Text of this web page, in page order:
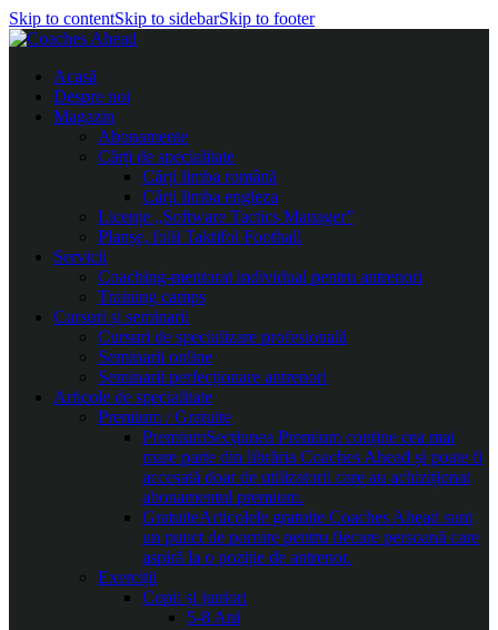
Skip to contentSkip to sidebarSkip to footer
Acasă
Despre noi
Magazin
Abonamente
Cărți de specialitate
Cărți limba română
Cărți limba engleza
Licențe „Software Tactics Manager”
Planșe, folii Taktifol Football
Servicii
Coaching-mentorat individual pentru antrenori
Training camps
Cursuri și seminarii
Cursuri de specializare profesională
Seminarii online
Seminarii perfecționare antrenori
Articole de specialitate
Premium / Gratuite
PremiumSecțiunea Premium conține cea mai
mare parte din librăria Coaches Ahead și poate fi
accesată doar de utilizatorii care au achiziționat
abonamentul premium.
GratuiteArticolele gratuite Coaches Ahead sunt
un punct de pornire pentru fiecare persoană care
aspiră la o poziție de antrenor.
Exerciții
Copii și juniori
5-8 Ani